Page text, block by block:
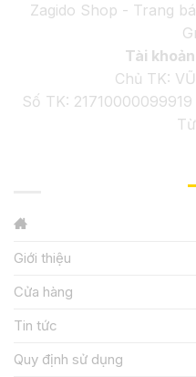
Zagido Shop - Trang
Tài
Chủ TK:
Số TK:
Giới thiệu
Cửa hàng
Tin tức
Quy định sử dụng